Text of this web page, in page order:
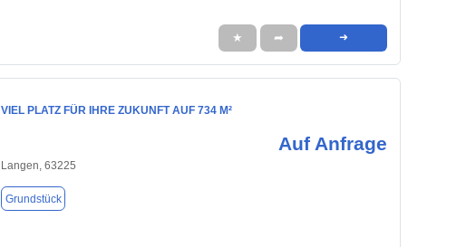
★ ➦ ➜
VIEL PLATZ FÜR IHRE ZUKUNFT AUF 734 M²
Auf Anfrage
Langen, 63225
Grundstück